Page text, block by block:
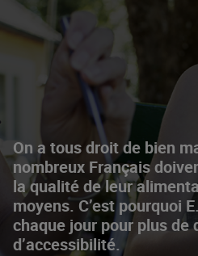
On a tous droit de bien
nombreux Français
la qualité de leur
moyens. C’est pourquoi
chaque jour pour plus de
d’accessibilité.